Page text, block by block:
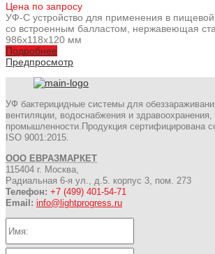
Цена по запросу
УФ-С устройство для применения в
со встроенным балластом, нержавеющая
986x118x120 мм
Подробнее
Предпросмотр
УФ бактерицидные системы для
вентиляции, водоснабжения и
промышленности.Продукция сертифицирована
ISO 9001:2015.
ООО ЕВРАЗМАРКЕТ
115404 г. Москва,
Радиальная 6-я ул., д.5. корпус 3, пом. 273
Телефон: +7 (499) 401-54-71
Email: info@lightprogress.ru